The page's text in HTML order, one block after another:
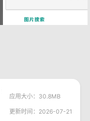
应用大小：30.8MB
更新时间：2026-07-21